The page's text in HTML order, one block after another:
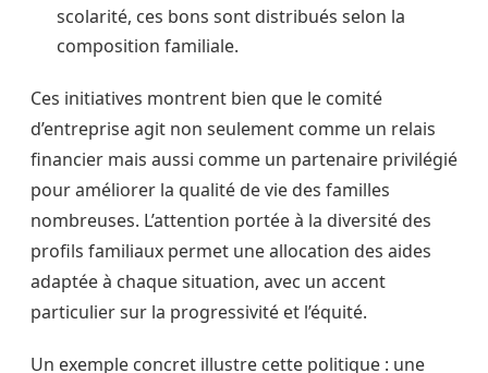
scolarité, ces bons sont distribués selon la
composition familiale.
Ces initiatives montrent bien que le comité
d’entreprise agit non seulement comme un relais
financier mais aussi comme un partenaire privilégié
pour améliorer la qualité de vie des familles
nombreuses. L’attention portée à la diversité des
profils familiaux permet une allocation des aides
adaptée à chaque situation, avec un accent
particulier sur la progressivité et l’équité.
Un exemple concret illustre cette politique : une